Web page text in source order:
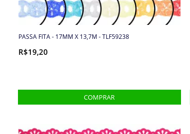
PASSA FITA - 17MM X 13,7M - TLF59238
R$19,20